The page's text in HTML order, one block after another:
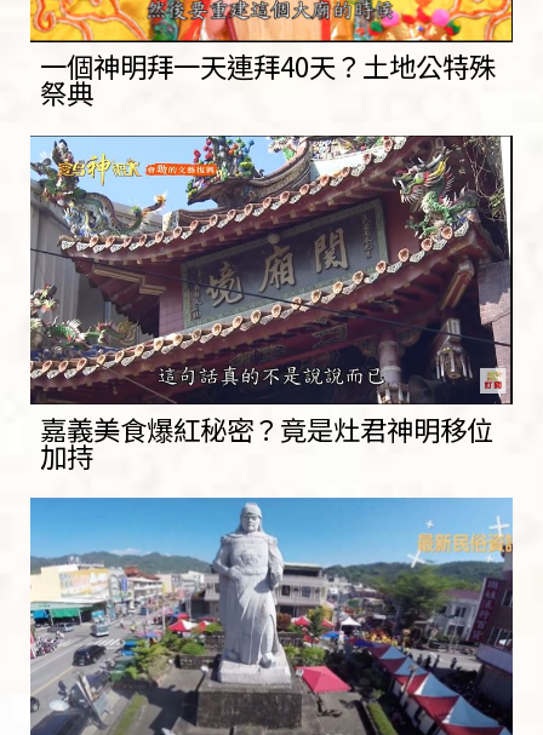
一個神明拜一天連拜40天？土地公特殊
祭典
嘉義美食爆紅秘密？竟是灶君神明移位
加持